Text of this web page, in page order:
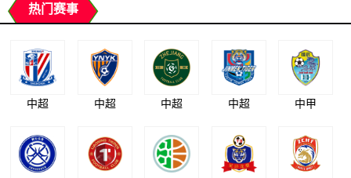
热门赛事
中超 中超 中超 中超 中甲